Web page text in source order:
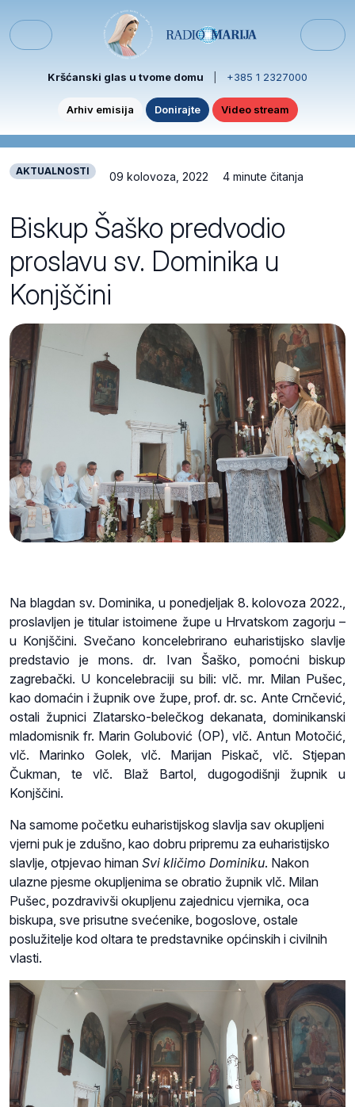
Menu
Kršćanski glas u tvome domu +385 1 2327000
Arhiv emisija Donirajte Video stream
AKTUALNOSTI 09 kolovoza, 2022 4 minute čitanja
Biskup Šaško predvodio
proslavu sv. Dominika u
Konjščini
Na blagdan sv. Dominika, u ponedjeljak 8. kolovoza 2022.,
proslavljen je titular istoimene župe u Hrvatskom zagorju –
u Konjščini. Svečano koncelebrirano euharistijsko slavlje
predstavio je mons. dr. Ivan Šaško, pomoćni biskup
zagrebački. U koncelebraciji su bili: vlč. mr. Milan Pušec,
kao domaćin i župnik ove župe, prof. dr. sc. Ante Crnčević,
ostali župnici Zlatarsko-belečkog dekanata, dominikanski
mladomisnik fr. Marin Golubović (OP), vlč. Antun Motočić,
vlč. Marinko Golek, vlč. Marijan Piskač, vlč. Stjepan
Čukman, te vlč. Blaž Bartol, dugogodišnji župnik u
Konjščini.
Na samome početku euharistijskog slavlja sav okupljeni
vjerni puk je zdušno, kao dobru pripremu za euharistijsko
slavlje, otpjevao himan Svi kličimo Dominiku. Nakon
ulazne pjesme okupljenima se obratio župnik vlč. Milan
Pušec, pozdravivši okupljenu zajednicu vjernika, oca
biskupa, sve prisutne svećenike, bogoslove, ostale
poslužitelje kod oltara te predstavnike općinskih i civilnih
vlasti.